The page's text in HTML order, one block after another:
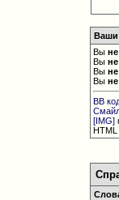
Ваши
Вы
Вы
Вы
Вы
BB
[IMG]